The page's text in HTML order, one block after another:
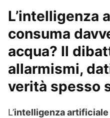
L’intelligenza
consuma
acqua? Il
allarmismi,
verità spesso
L’intelligenza artificiale